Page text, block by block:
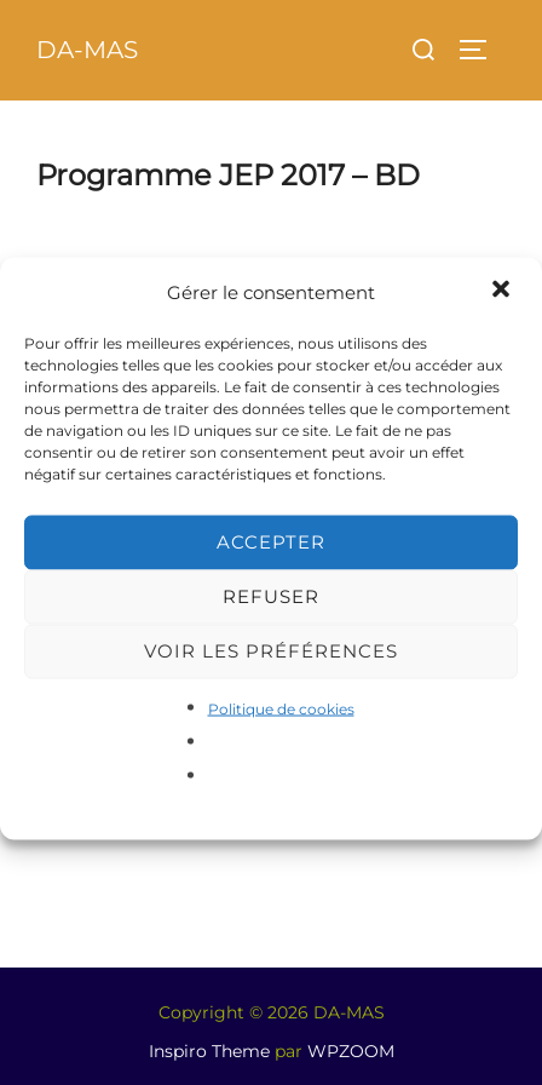
Gérer le consentement
Pour offrir les meilleures expériences, nous utilisons des
technologies telles que les cookies pour stocker et/ou accéder aux
informations des appareils. Le fait de consentir à ces technologies
nous permettra de traiter des données telles que le comportement
de navigation ou les ID uniques sur ce site. Le fait de ne pas
consentir ou de retirer son consentement peut avoir un effet
négatif sur certaines caractéristiques et fonctions.
ACCEPTER
REFUSER
VOIR LES PRÉFÉRENCES
Politique de cookies
DA-MAS Rechercher :
Programme JEP 2017 – BD
Copyright © 2026 DA-MAS
Inspiro Themepar WPZOOM